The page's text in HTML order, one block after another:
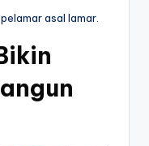
asal lamar.